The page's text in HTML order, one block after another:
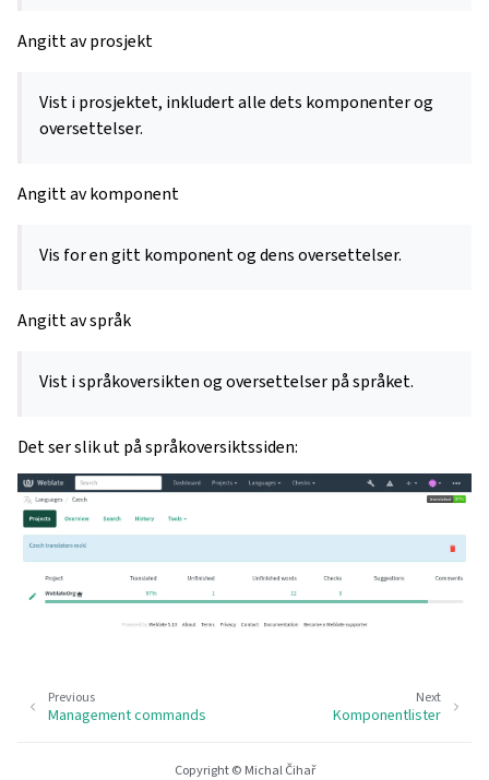
Angitt av prosjekt
Vist i prosjektet, inkludert alle dets komponenter og
oversettelser.
Angitt av komponent
Vis for en gitt komponent og dens oversettelser.
Angitt av språk
Vist i språkoversikten og oversettelser på språket.
Det ser slik ut på språkoversiktssiden:
Next
Komponentlister
Previous
Management commands
Copyright © Michal Čihař